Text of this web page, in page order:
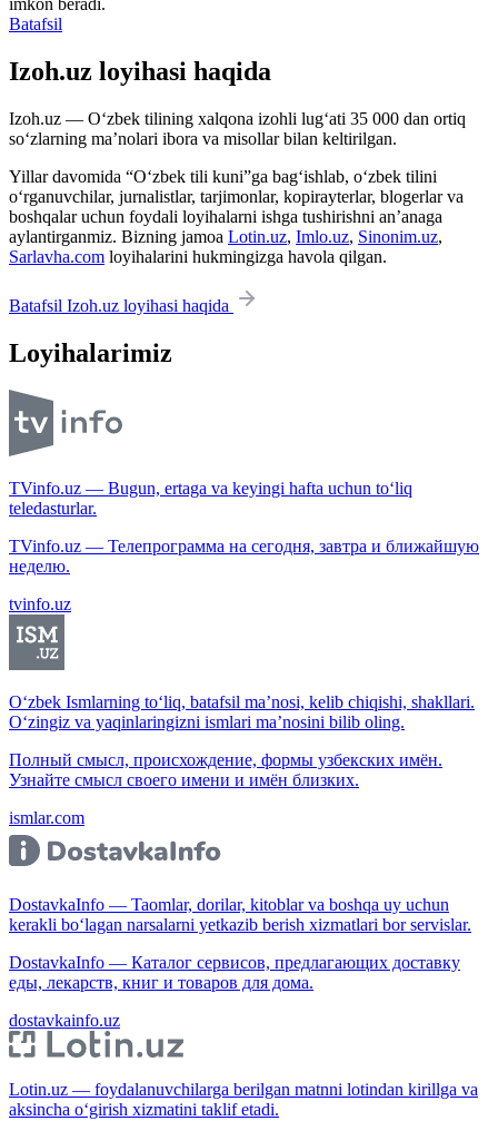
Batafsil
Izoh.uz loyihasi haqida
Izoh.uz — O‘zbek tilining xalqona izohli lug‘ati 35 000 dan ortiq
so‘zlarning ma’nolari ibora va misollar bilan keltirilgan.
Yillar davomida “O‘zbek tili kuni”ga bag‘ishlab, o‘zbek tilini
o‘rganuvchilar, jurnalistlar, tarjimonlar, kopirayterlar, blogerlar va
boshqalar uchun foydali loyihalarni ishga tushirishni an’anaga
aylantirganmiz. Bizning jamoa Lotin.uz, Imlo.uz, Sinonim.uz,
Sarlavha.com loyihalarini hukmingizga havola qilgan.
Batafsil Izoh.uz loyihasi haqida
Loyihalarimiz
TVinfo.uz — Bugun, ertaga va keyingi hafta uchun to‘liq
teledasturlar.
TVinfo.uz — Телепрограмма на сегодня, завтра и ближайшую
неделю.
tvinfo.uz
O‘zbek Ismlarning to‘liq, batafsil ma’nosi, kelib chiqishi, shakllari.
O‘zingiz va yaqinlaringizni ismlari ma’nosini bilib oling.
Полный смысл, происхождение, формы узбекских имён.
Узнайте смысл своего имени и имён близких.
ismlar.com
DostavkaInfo — Taomlar, dorilar, kitoblar va boshqa uy uchun
kerakli bo‘lagan narsalarni yetkazib berish xizmatlari bor servislar.
DostavkaInfo — Каталог сервисов, предлагающих доставку
еды, лекарств, книг и товаров для дома.
dostavkainfo.uz
Lotin.uz — foydalanuvchilarga berilgan matnni lotindan kirillga va
aksincha o‘girish xizmatini taklif etadi.